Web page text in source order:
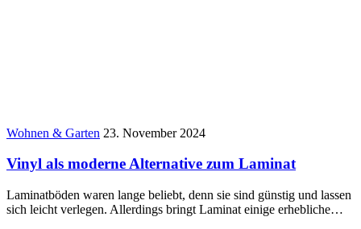
Wohnen & Garten 23. November 2024
Vinyl als moderne Alternative zum Laminat
Laminatböden waren lange beliebt, denn sie sind günstig und lassen
sich leicht verlegen. Allerdings bringt Laminat einige erhebliche…